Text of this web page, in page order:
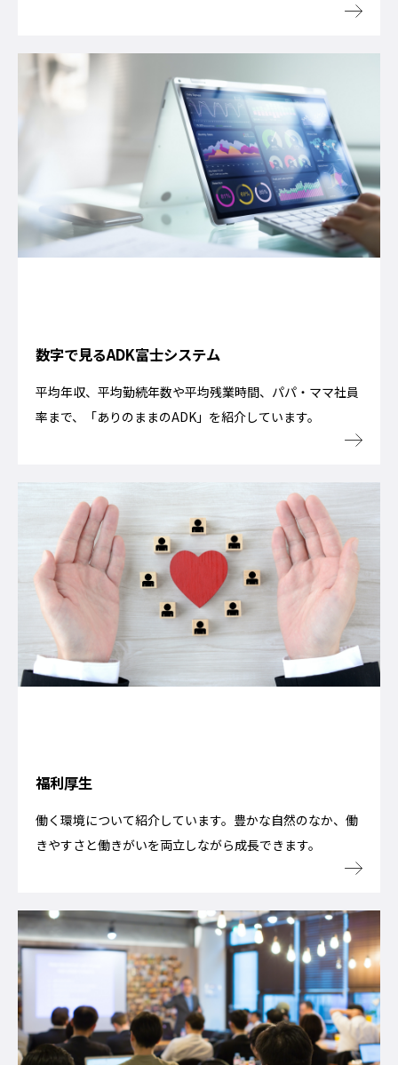
数字で見るADK富士システム
平均年収、平均勤続年数や平均残業時間、パパ・ママ社員
率まで、「ありのままのADK」を紹介しています。
福利厚生
働く環境について紹介しています。豊かな自然のなか、働
きやすさと働きがいを両立しながら成長できます。